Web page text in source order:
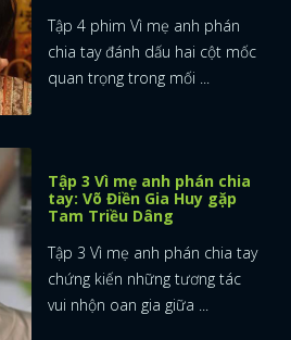
Tập 4 phim Vì mẹ anh phán
chia tay đánh dấu hai cột mốc
quan trọng trong mối ...
Tập 3 Vì mẹ anh phán chia
tay: Võ Điền Gia Huy gặp
Tam Triều Dâng
Tập 3 Vì mẹ anh phán chia tay
chứng kiến những tương tác
vui nhộn oan gia giữa ...